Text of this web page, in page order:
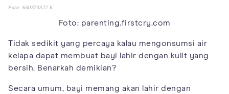
Foto: 600373322 h
Foto: parenting.firstcry.com
Tidak sedikit yang percaya kalau mengonsumsi air
kelapa dapat membuat bayi lahir dengan kulit yang
bersih. Benarkah demikian?
Secara umum, bayi memang akan lahir dengan